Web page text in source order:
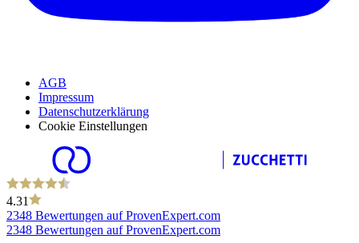
AGB
Impressum
Datenschutzerklärung
Cookie Einstellungen
4.31
2348 Bewertungen auf ProvenExpert.com
2348 Bewertungen auf ProvenExpert.com